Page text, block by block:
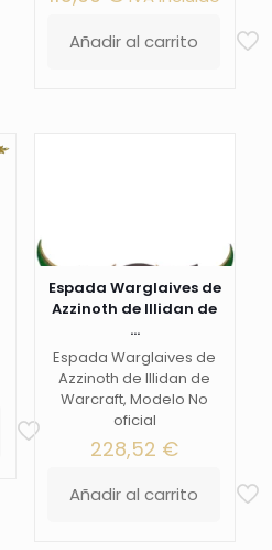
Añadir al carrito
Espada Warglaives de
Azzinoth de Illidan de
...
Espada Warglaives de
Azzinoth de Illidan de
Warcraft, Modelo No
oficial
228,52 €
Añadir al carrito